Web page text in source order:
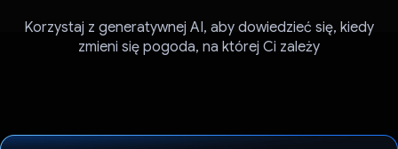
Korzystaj z generatywnej AI, aby dowiedzieć się, kiedy
zmieni się pogoda, na której Ci zależy